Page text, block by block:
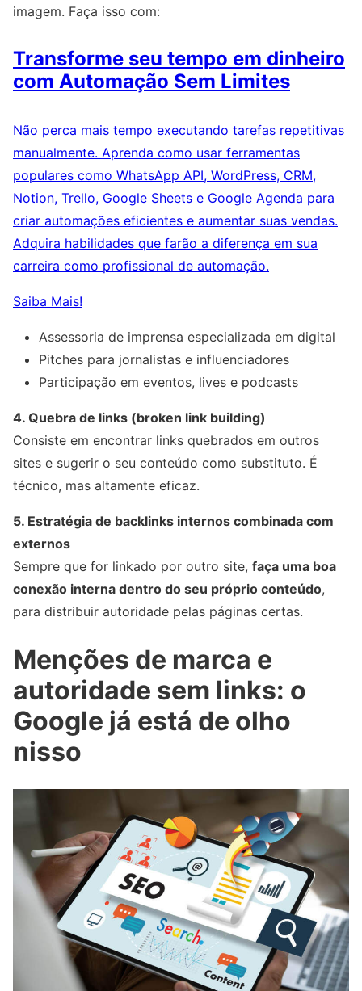
imagem. Faça isso com:
Transforme seu tempo em dinheiro
com Automação Sem Limites
Não perca mais tempo executando tarefas repetitivas
manualmente. Aprenda como usar ferramentas
populares como WhatsApp API, WordPress, CRM,
Notion, Trello, Google Sheets e Google Agenda para
criar automações eficientes e aumentar suas vendas.
Adquira habilidades que farão a diferença em sua
carreira como profissional de automação.
Saiba Mais!
Assessoria de imprensa especializada em digital
Pitches para jornalistas e influenciadores
Participação em eventos, lives e podcasts
4. Quebra de links (broken link building)
Consiste em encontrar links quebrados em outros
sites e sugerir o seu conteúdo como substituto. É
técnico, mas altamente eficaz.
5. Estratégia de backlinks internos combinada com
externos
Sempre que for linkado por outro site, faça uma boa
conexão interna dentro do seu próprio conteúdo,
para distribuir autoridade pelas páginas certas.
Menções de marca e
autoridade sem links: o
Google já está de olho
nisso